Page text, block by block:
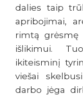
dalies taip
apribojimai,
rimtą grėsmę
išlikimui.
ikiteisminį
viešai
darbo jėga